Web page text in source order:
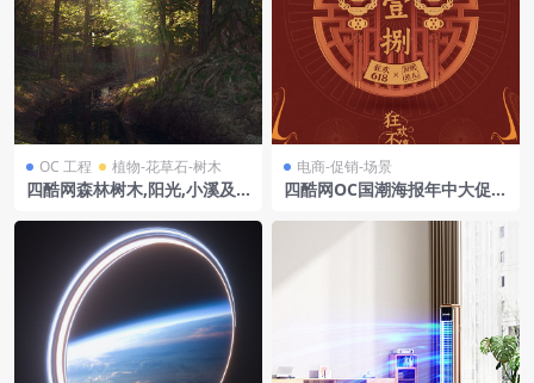
OC 工程 植物-花草石-树木
四酷网森林树木,阳光,小溪及
电商-促销-场景
四酷网OC国潮海报年中大促中